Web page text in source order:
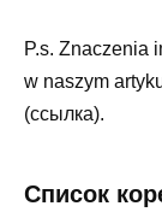
P.s. Znaczenia
w naszym
(ссылка).
Список